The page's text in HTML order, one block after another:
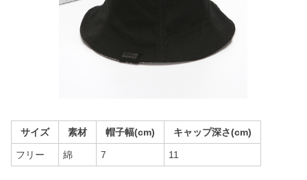
サイズ 素材 帽子幅(cm) キャップ深さ(cm)
フリー 綿 7 11